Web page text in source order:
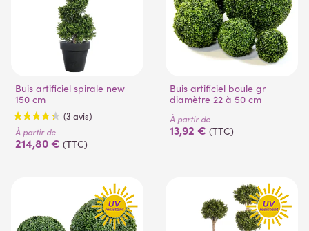
(2 avis) (6 avis)
Buis artificiel spirale new
150 cm
À partir de
214,80 € (TTC)
Buis artificiel boule gr
diamètre 22 à 50 cm
À partir de
13,92 € (TTC)